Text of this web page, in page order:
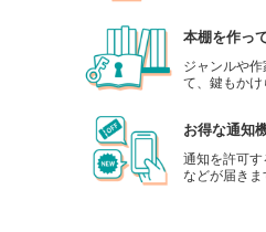
本棚を作っ
ジャンルや
て、鍵もかけ
お得な通知
通知を許可
などが届きま